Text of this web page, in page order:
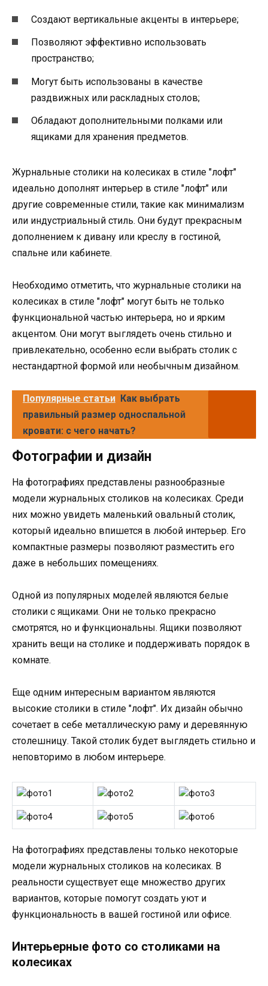
Создают вертикальные акценты в интерьере;
Позволяют эффективно использовать
пространство;
Могут быть использованы в качестве
раздвижных или раскладных столов;
Обладают дополнительными полками или
ящиками для хранения предметов.
Журнальные столики на колесиках в стиле "лофт"
идеально дополнят интерьер в стиле "лофт" или
другие современные стили, такие как минимализм
или индустриальный стиль. Они будут прекрасным
дополнением к дивану или креслу в гостиной,
спальне или кабинете.
Необходимо отметить, что журнальные столики на
колесиках в стиле "лофт" могут быть не только
функциональной частью интерьера, но и ярким
акцентом. Они могут выглядеть очень стильно и
привлекательно, особенно если выбрать столик с
нестандартной формой или необычным дизайном.
Популярные статьи Как выбрать
правильный размер односпальной
кровати: с чего начать?
Фотографии и дизайн
На фотографиях представлены разнообразные
модели журнальных столиков на колесиках. Среди
них можно увидеть маленький овальный столик,
который идеально впишется в любой интерьер. Его
компактные размеры позволяют разместить его
даже в небольших помещениях.
Одной из популярных моделей являются белые
столики с ящиками. Они не только прекрасно
смотрятся, но и функциональны. Ящики позволяют
хранить вещи на столике и поддерживать порядок в
комнате.
Еще одним интересным вариантом являются
высокие столики в стиле "лофт". Их дизайн обычно
сочетает в себе металлическую раму и деревянную
столешницу. Такой столик будет выглядеть стильно и
неповторимо в любом интерьере.
На фотографиях представлены только некоторые
модели журнальных столиков на колесиках. В
реальности существует еще множество других
вариантов, которые помогут создать уют и
функциональность в вашей гостиной или офисе.
Интерьерные фото со столиками на
колесиках